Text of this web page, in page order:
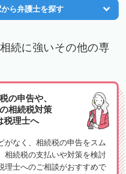
ら弁護士を探す
続に強いその他の専
の申告や、
相続税対策
税理士へ
がなく、相続税の申告をスム
相続税の支払いや対策を検討
理士へのご相談がおすすめで